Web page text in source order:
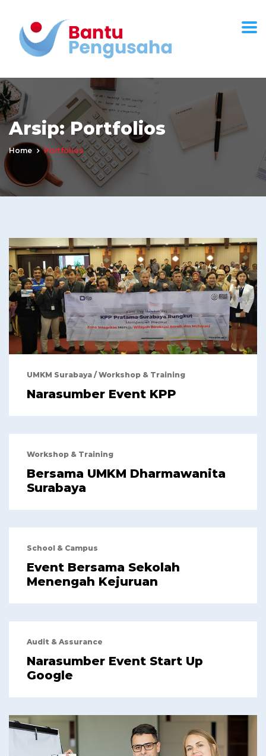
Arsip:Portfolios
Home Portfolios
UMKM Surabaya / Workshop & Training
Narasumber Event KPP
Workshop & Training
Bersama UMKM Dharmawanita
Surabaya
School & Campus
Event Bersama Sekolah
Menengah Kejuruan
Audit & Assurance
Narasumber Event Start Up
Google